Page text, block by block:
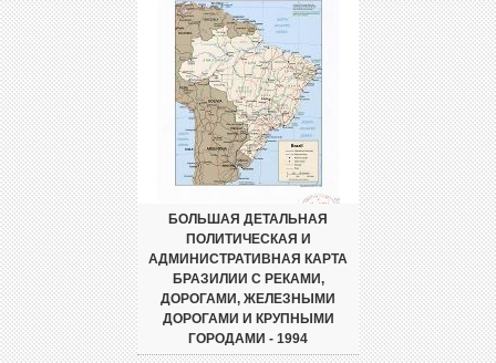
БОЛЬШАЯ ДЕТАЛЬНАЯ
ПОЛИТИЧЕСКАЯ И
АДМИНИСТРАТИВНАЯ КАРТА
БРАЗИЛИИ С РЕКАМИ,
ДОРОГАМИ, ЖЕЛЕЗНЫМИ
ДОРОГАМИ И КРУПНЫМИ
ГОРОДАМИ - 1994